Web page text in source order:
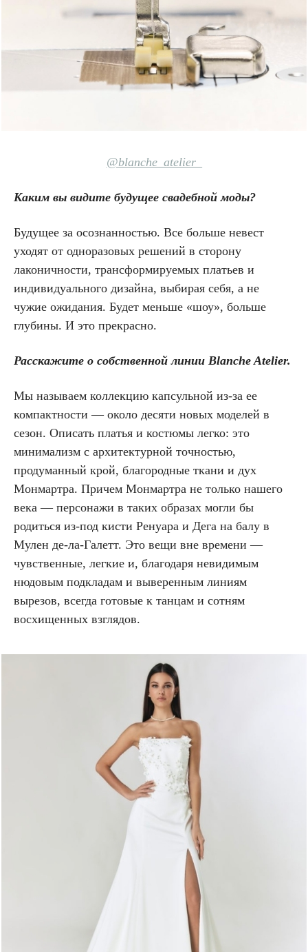
@blanche_atelier_
Каким вы видите будущее свадебной моды?
Будущее за осознанностью. Все больше невест
уходят от одноразовых решений в сторону
лаконичности, трансформируемых платьев и
индивидуального дизайна, выбирая себя, а не
чужие ожидания. Будет меньше «шоу», больше
глубины. И это прекрасно.
Расскажите о собственной линии Blanche Atelier.
Мы называем коллекцию капсульной из-за ее
компактности — около десяти новых моделей в
сезон. Описать платья и костюмы легко: это
минимализм с архитектурной точностью,
продуманный крой, благородные ткани и дух
Монмартра. Причем Монмартра не только нашего
века — персонажи в таких образах могли бы
родиться из-под кисти Ренуара и Дега на балу в
Мулен де-ла-Галетт. Это вещи вне времени —
чувственные, легкие и, благодаря невидимым
нюдовым подкладам и выверенным линиям
вырезов, всегда готовые к танцам и сотням
восхищенных взглядов.